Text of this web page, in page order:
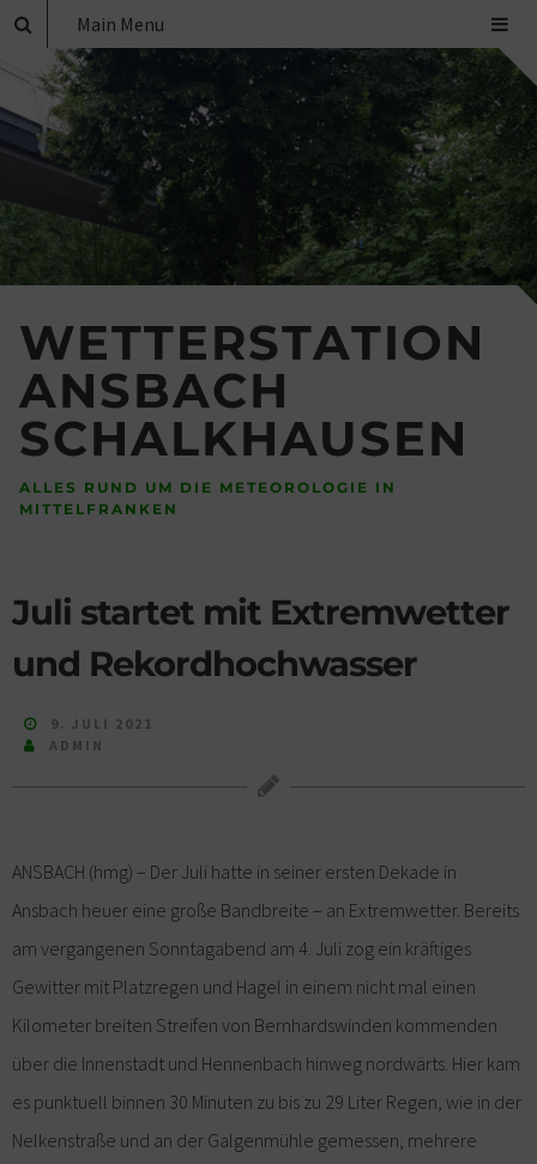
WETTERSTATION
ANSBACH
SCHALKHAUSEN
ALLES RUND UM DIE METEOROLOGIE IN
MITTELFRANKEN
Main Menu
Juli startet mit Extremwetter
und Rekordhochwasser
9. JULI 2021
ADMIN
ANSBACH (hmg) – Der Juli hatte in seiner ersten Dekade in
Ansbach heuer eine große Bandbreite – an Extremwetter. Bereits
am vergangenen Sonntagabend am 4. Juli zog ein kräftiges
Gewitter mit Platzregen und Hagel in einem nicht mal einen
Kilometer breiten Streifen von Bernhardswinden kommenden
über die Innenstadt und Hennenbach hinweg nordwärts. Hier kam
es punktuell binnen 30 Minuten zu bis zu 29 Liter Regen, wie in der
Nelkenstraße und an der Galgenmühle gemessen, mehrere